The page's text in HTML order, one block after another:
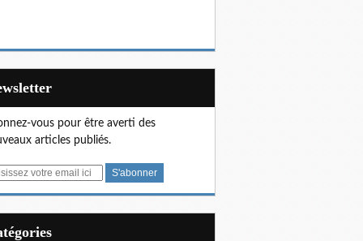
vous pour être averti des
articles publiés.